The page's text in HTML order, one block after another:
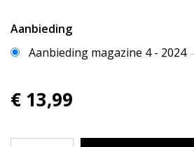
Aanbieding
Aanbieding magazine 4 - 2024
€ 13,99